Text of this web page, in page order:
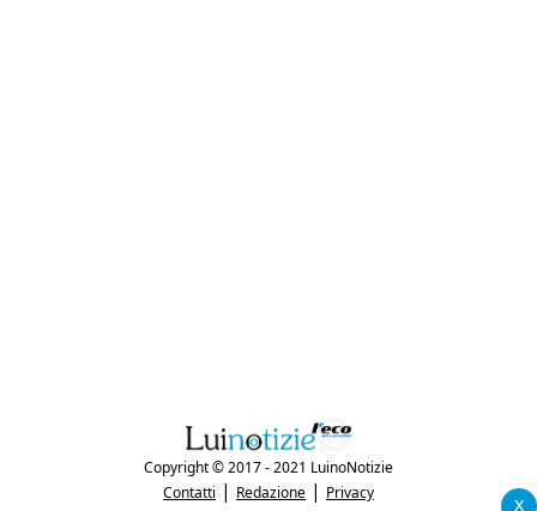
x
Copyright © 2017 - 2021 LuinoNotizie
Contatti | Redazione | Privacy